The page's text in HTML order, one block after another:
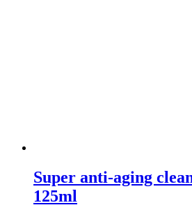
Super anti-aging
125ml